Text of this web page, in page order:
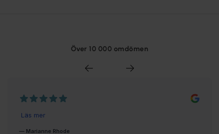
Över 10 000 omdömen